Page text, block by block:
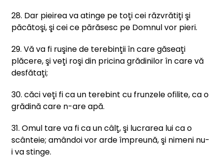
28. Dar pieirea va atinge pe toţi cei răzvrătiţi şi
păcătoşi, şi cei ce părăsesc pe Domnul vor pieri.
29. Vă va fi ruşine de terebinţii în care găseaţi
plăcere, şi veţi roşi din pricina grădinilor în care vă
desfătaţi;
30. căci veţi fi ca un terebint cu frunzele ofilite, ca o
grădină care n-are apă.
31. Omul tare va fi ca un câlţ, şi lucrarea lui ca o
scânteie; amândoi vor arde împreună, şi nimeni nu-
i va stinge.